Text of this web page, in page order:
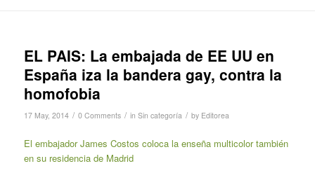
EL PAIS: La embajada de EE UU en
España iza la bandera gay, contra la
homofobia
17 May, 2014 / 0 Comments / in Sin categoría / by Editorea
El embajador James Costos coloca la enseña multicolor también
en su residencia de Madrid